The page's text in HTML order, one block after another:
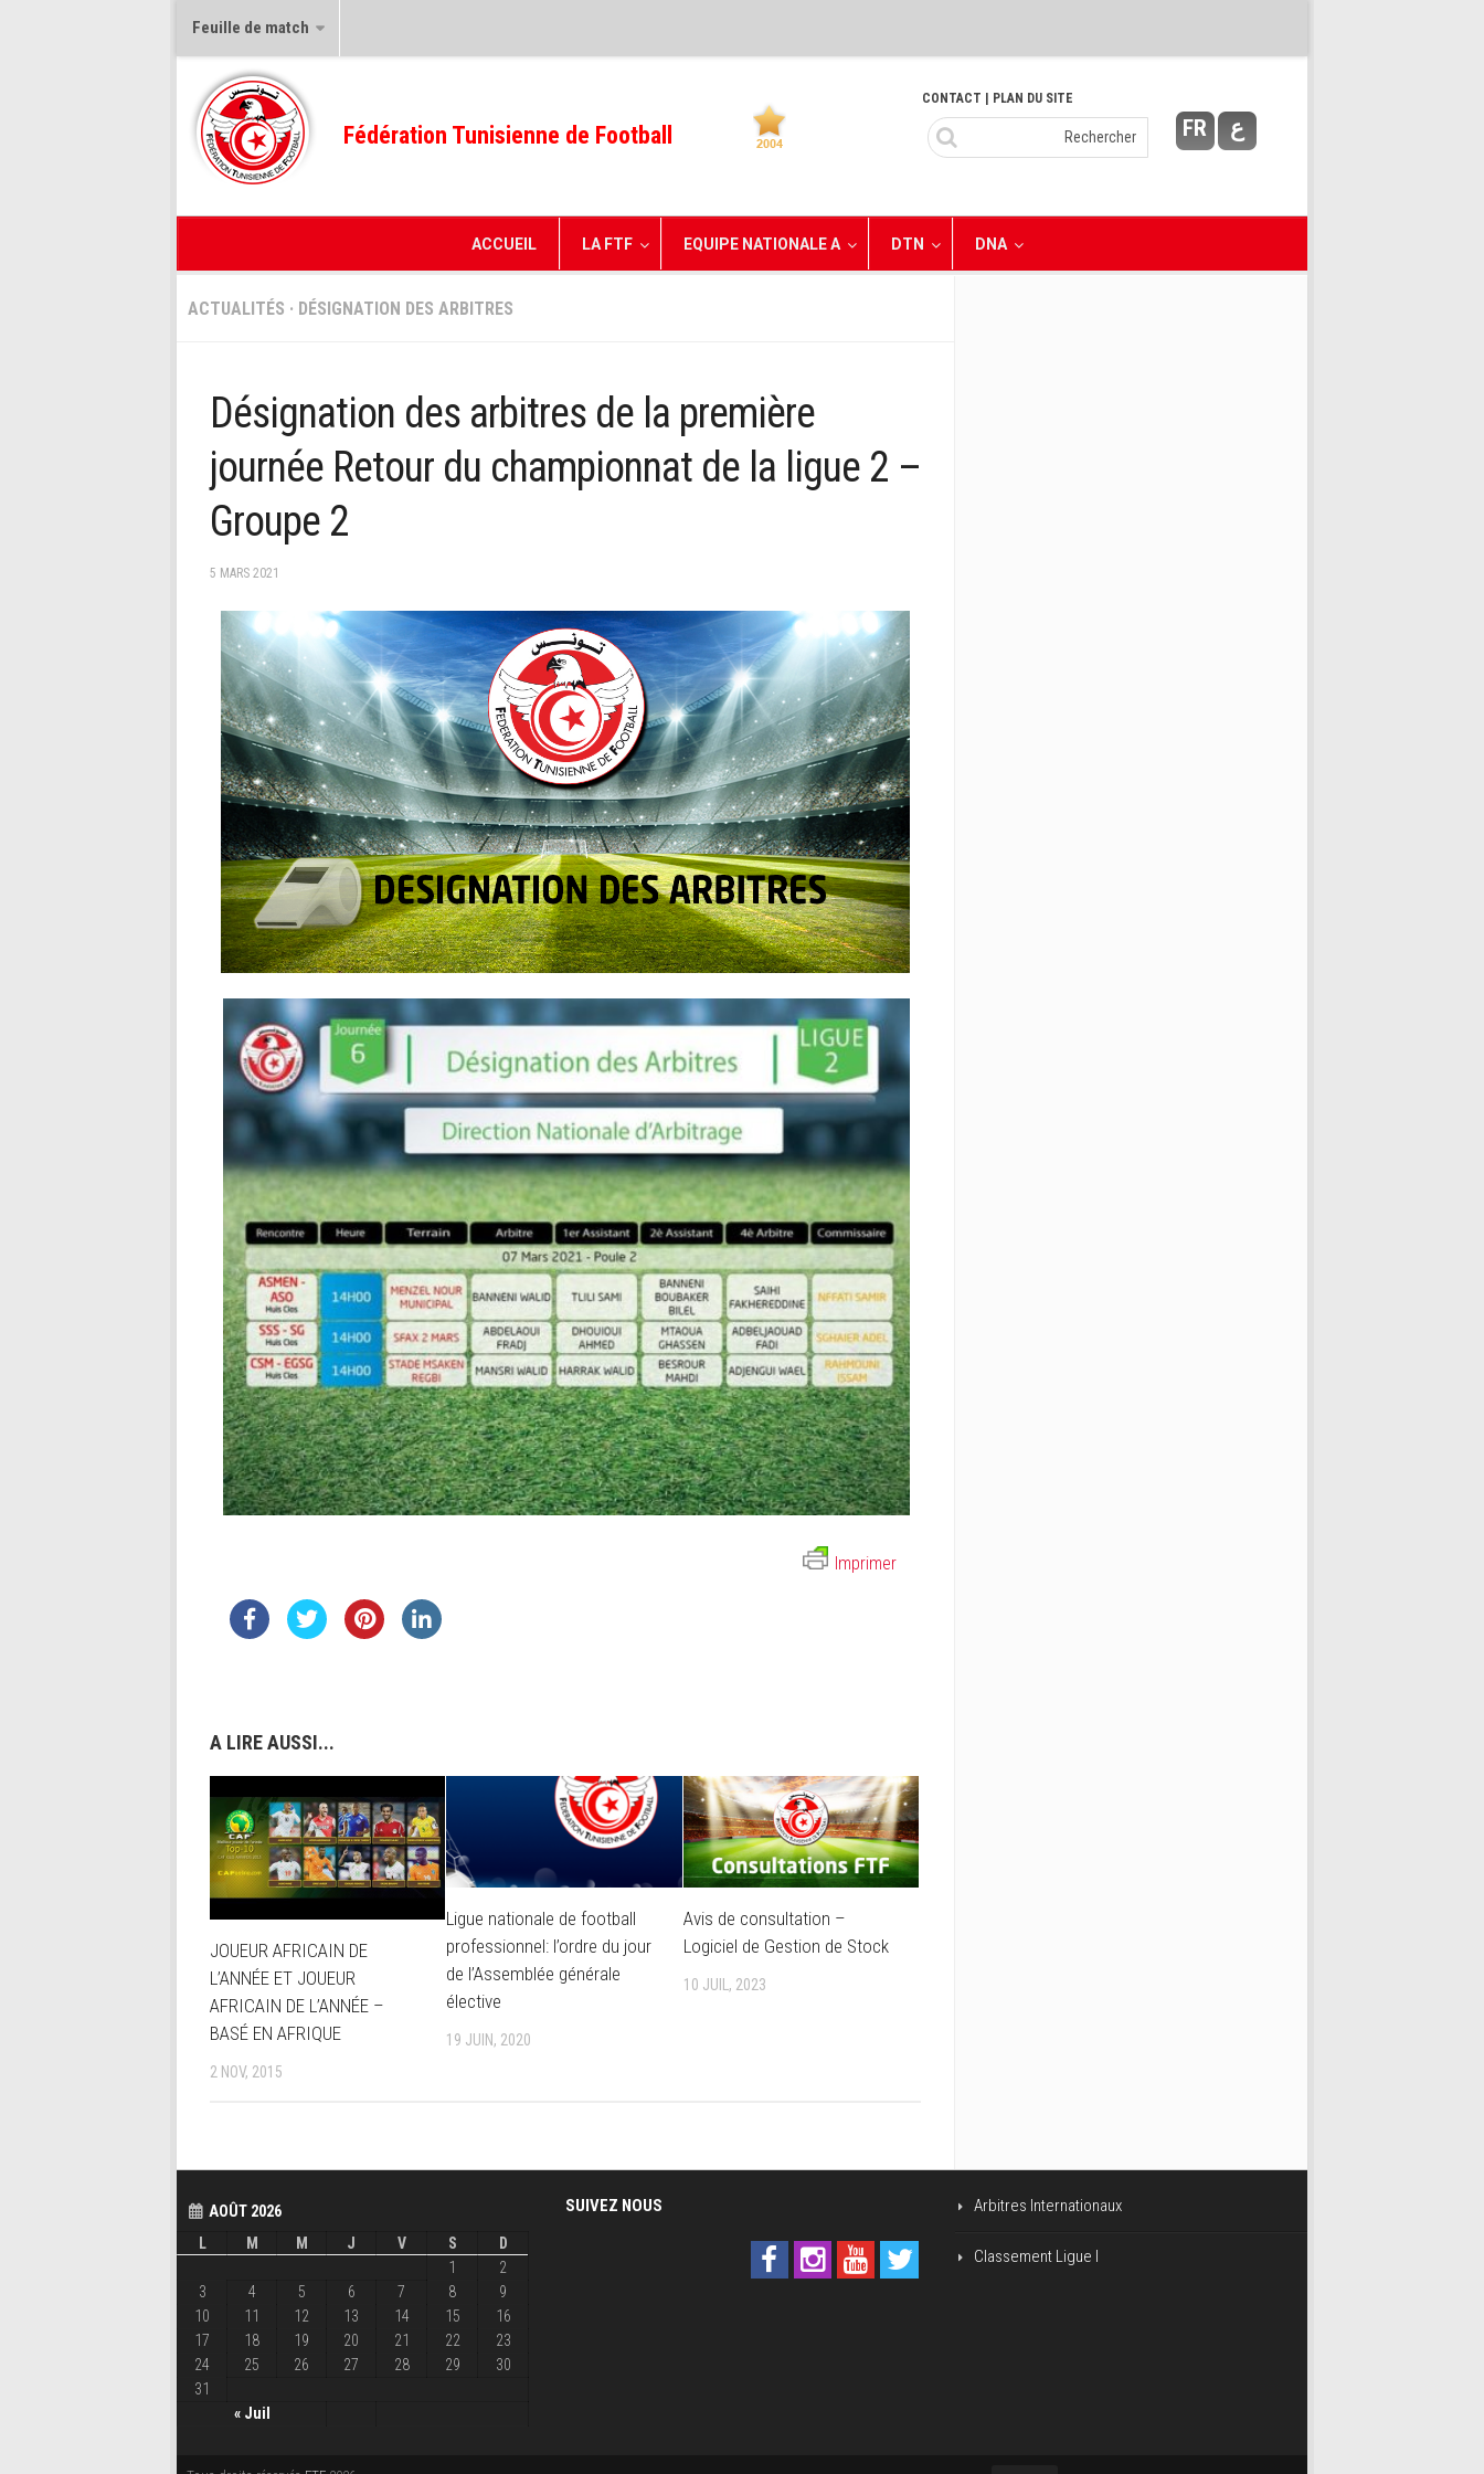
Feuille de match
Fédération Tunisienne de Football FR ع
CONTACT | PLAN DU SITE
ACCUEIL LA FTF EQUIPE NATIONALE A DTN DNA
ACTUALITÉS · DÉSIGNATION DES ARBITRES
Désignation des arbitres de la première
journée Retour du championnat de la ligue 2 –
Groupe 2
5 MARS 2021
Imprimer
A LIRE AUSSI...
JOUEUR AFRICAIN DE
L’ANNÉE ET JOUEUR
AFRICAIN DE L’ANNÉE –
BASÉ EN AFRIQUE
2 NOV, 2015
Ligue nationale de football
professionnel: l’ordre du jour
de l’Assemblée générale
élective
19 JUIN, 2020
Avis de consultation –
Logiciel de Gestion de Stock
10 JUIL, 2023
AOÛT 2026
L
M M J V S D
« Juil
1
2
3
4 5 6 7 8
9
10
11 12 13 14 15
16
17
18 19 20 21 22
23
24
25 26 27 28 29
30
31
SUIVEZ NOUS Arbitres Internationaux
Classement Ligue I